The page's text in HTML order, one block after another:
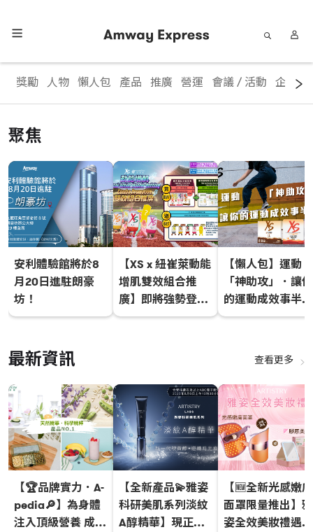
獎勵 人物 懶人包 產品 推廣 營運 會議 / 活動 企業資
聚焦
安利體驗館將於8
月20日進駐朗豪
坊！
【XS x 紐崔萊動能
增肌雙效組合推
廣】即將強勢登
場！
【懶人包】運動
「神助攻」．讓你
的運動成效事半功
倍 | XS運動營養系
最新資訊 查看更多
【🏆品牌實力．A-
pedia🔎】為身體
注入頂級營養 成就
【全新產品💫雅姿
科研美肌系列淡紋
A醇精華】現正配
【🆕全新光感嫩膚
面罩限量推出】雅
姿全效美妝禮遇新